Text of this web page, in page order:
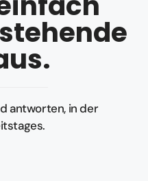
antworten, in der